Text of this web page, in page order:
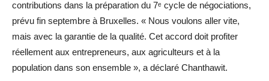
contributions dans la préparation du 7ᵉ cycle de négociations,
prévu fin septembre à Bruxelles. « Nous voulons aller vite,
mais avec la garantie de la qualité. Cet accord doit profiter
réellement aux entrepreneurs, aux agriculteurs et à la
population dans son ensemble », a déclaré Chanthawit.